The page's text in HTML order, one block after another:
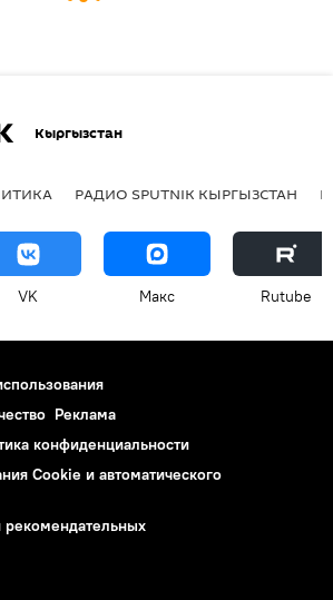
Кыргызстан
РАДИО SPUTNIK КЫРГЫЗСТАН
VK Макс Rutube
Реклама
конфиденциальности
Cookie и автоматического